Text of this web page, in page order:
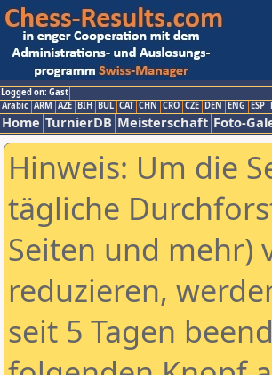
Logged on: Gast
Arabic ARM AZE BIH BUL CAT CHN CRO CZE DEN ENG ESP
Home TurnierDB Meisterschaft Foto-
Hinweis: Um die
tägliche
Seiten und mehr)
reduzieren,
seit 5 Tagen